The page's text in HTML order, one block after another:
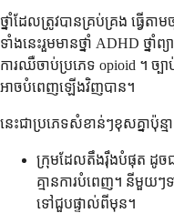
ថ្នាំដែលត្រូវបានគ្រប់គ្រង ធ្វើត
ទាំងនេះរួមមានថ្នាំ ADHD ថ្នាំ
ការឈឺចាប់ប្រភេទ opioid ។ ច្
អាចបំពេញឡើងវិញបាន។
នេះជាប្រភេទសំខាន់ៗខុសគ្នាប៉ុ
ក្រុមដែលតឹងរ៉ឹងបំផុត ដូចជ
គ្មានការបំពេញ។ នីមួយៗទ
ទៅជួបផ្ទាល់ពីមុន។